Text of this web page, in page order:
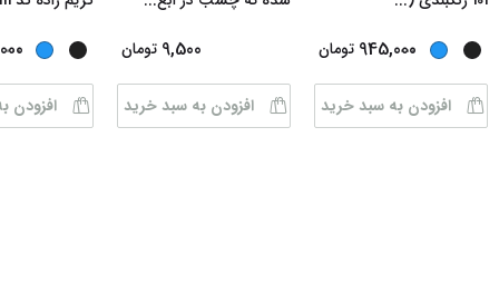
...
945,000 تومان
افزودن به سبد خرید
9,500 تومان
افزودن به سبد خرید
...
افزودن